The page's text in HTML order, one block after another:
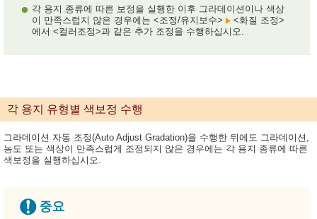
각 용지 종류에 따른 보정을 실행한 이후 그라데이션이나 색상
이 만족스럽지 않은 경우에는 <조정/유지보수>
<화질 조정>
에서 <컬러조정>과 같은 추가 조정을 수행하십시오.
각 용지 유형별 색보정 수행
그라데이션 자동 조정(Auto Adjust Gradation)을 수행한 뒤에도 그라데이션,
농도 또는 색상이 만족스럽게 조정되지 않은 경우에는 각 용지 종류에 따른
색보정을 실행하십시오.